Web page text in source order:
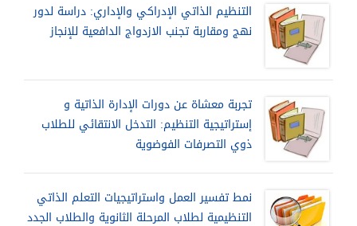
التنظيم الذاتي الإدراكي والإداري: دراسة لدور
نهج ومقاربة تجنب الازدواج الدافعية للإنجاز
تجربة معشاة عن دورات الإدارة الذاتية و
إستراتيجية التنظيم: التدخل الانتقائي للطلاب
ذوي التصرفات الفوضوية
نمط تفسير العمل واستراتيجيات التعلم الذاتي
التنظيمية لطلاب المرحلة الثانوية والطلاب الجدد